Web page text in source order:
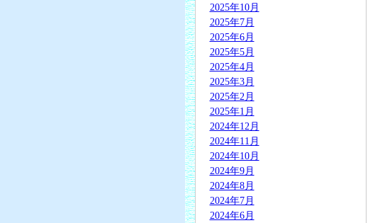
2025年10月
2025年7月
2025年6月
2025年5月
2025年4月
2025年3月
2025年2月
2025年1月
2024年12月
2024年11月
2024年10月
2024年9月
2024年8月
2024年7月
2024年6月